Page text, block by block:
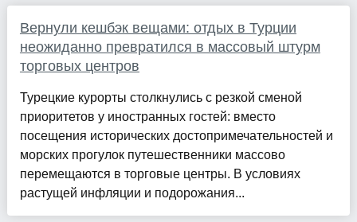
Вернули кешбэк вещами: отдых в Турции
неожиданно превратился в массовый штурм
торговых центров
Турецкие курорты столкнулись с резкой сменой
приоритетов у иностранных гостей: вместо
посещения исторических достопримечательностей и
морских прогулок путешественники массово
перемещаются в торговые центры. В условиях
растущей инфляции и подорожания...